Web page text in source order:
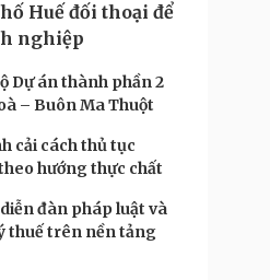
Huế đối thoại để
nghiệp
Dự án thành phần 2
– Buôn Ma Thuột
cải cách thủ tục
hướng thực chất
đàn pháp luật và
thuế trên nền tảng